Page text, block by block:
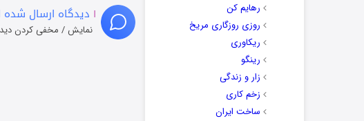
رهایم کن
روزی روزگاری مریخ
ریکاوری
رینگو
زار و زندگی
زخم کاری
ساخت ایران
۱ دیدگاه ارسال
نمایش / مخفی کردن